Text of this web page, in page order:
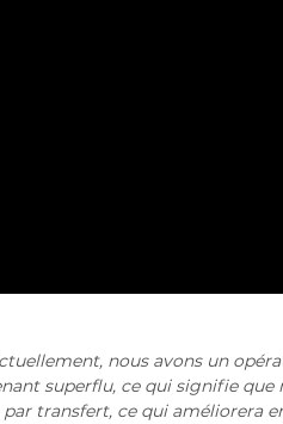
nous avons un
superflu, ce qui signifie que
transfert, ce qui améliorera